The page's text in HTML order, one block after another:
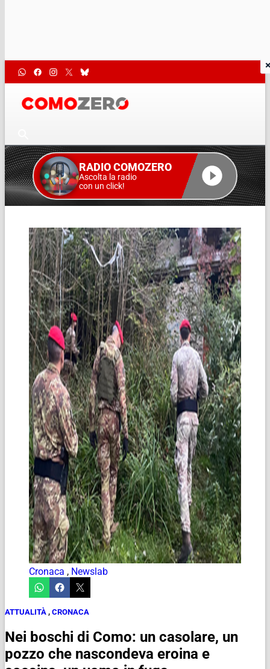
RADIO COMOZERO
Ascolta la radio
con un click!
Cronaca , Newslab
ATTUALITÀ , CRONACA
Nei boschi di Como: un casolare, un
pozzo che nascondeva eroina e